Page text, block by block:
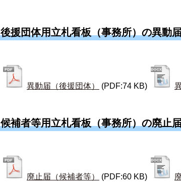
後援団体用立札看板（事務所）の異動届
異動届（後援団体） (PDF:74 KB)
候補者等用立札看板（事務所）の廃止届
廃止届（候補者等） (PDF:60 KB)